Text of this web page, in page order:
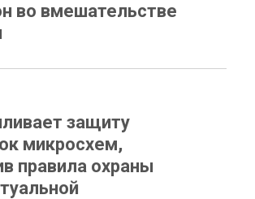
во вмешательстве
защиту
микросхем,
правила охраны